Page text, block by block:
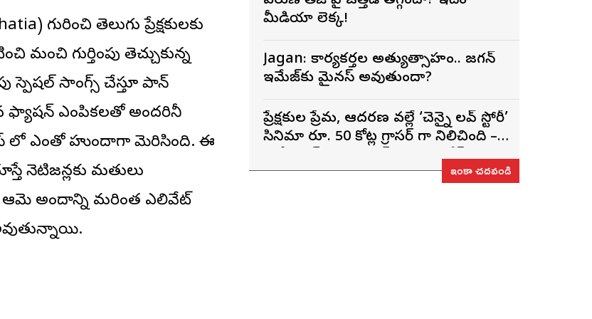
గురించి తెలుగు ప్రేక్ష‌కుల‌కు
మంచి గుర్తింపు తెచ్చుకున్న
సాంగ్స్ చేస్తూ పాన్
ఫ్యాషన్ ఎంపిక‌ల‌తో అంద‌రినీ
లో ఎంతో హుందాగా మెరిసింది. ఈ
నెటిజ‌న్ల‌కు మ‌తులు
ఆమె అందాన్ని మ‌రింత ఎలివేట్
మీడియా లెక్క!
Jagan: కార్యకర్తల అత్యుత్సాహం.. జగన్
ఇమేజ్‌కు మైనస్ అవుతుందా?
ప్రేక్షకుల ప్రేమ, ఆదరణ వల్లే ‘చెన్నై లవ్ స్టోరీ’
సినిమా రూ. 50 కోట్ల గ్రాసర్ గా నిలిచింది –
స్టోరీ రైటర్, ప్రొడ్యూసర్ సాయి రాజేష్
ఇంకా చదవండి